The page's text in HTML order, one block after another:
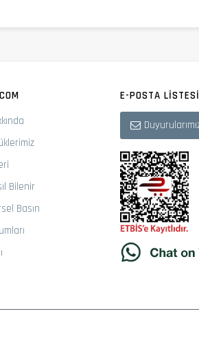
Bilenir
Basın
E-POSTA LISTESI